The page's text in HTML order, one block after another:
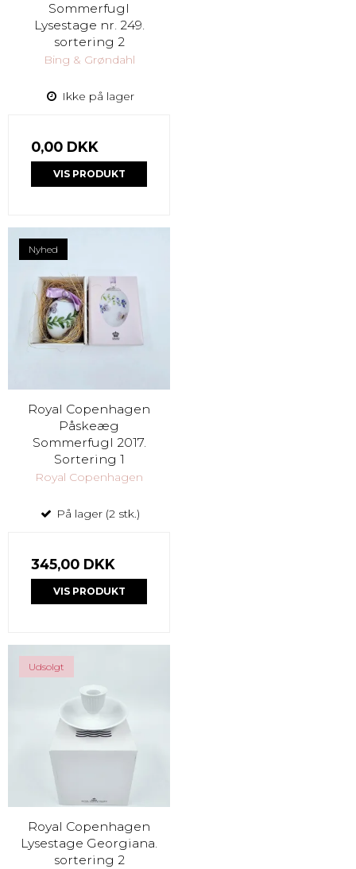
Sommerfugl
Lysestage nr. 249.
sortering 2
Bing & Grøndahl
Ikke på lager
0,00 DKK
VIS PRODUKT
Nyhed
Royal Copenhagen
Påskeæg
Sommerfugl 2017.
Sortering 1
Royal Copenhagen
På lager (2 stk.)
345,00 DKK
VIS PRODUKT
Udsolgt
Royal Copenhagen
Lysestage Georgiana.
sortering 2